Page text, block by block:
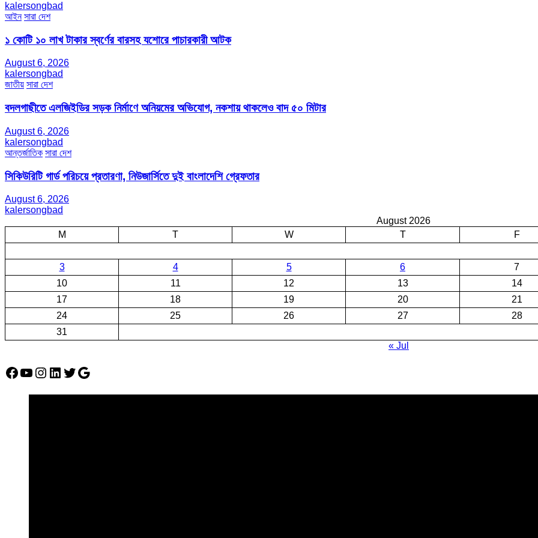
kalersongbad
আইন সারা দেশ
১ কোটি ১০ লাখ টাকার স্বর্ণের বারসহ যশোরে পাচারকারী আটক​
August 6, 2026
kalersongbad
জাতীয় সারা দেশ
বদলগাছীতে এলজিইডির সড়ক নির্মাণে অনিয়মের অভিযোগ, নকশায় থাকলেও বাদ ৫০ মিটার
August 6, 2026
kalersongbad
আন্তর্জাতিক সারা দেশ
সিকিউরিটি গার্ড পরিচয়ে প্রতারণা, নিউজার্সিতে দুই বাংলাদেশি গ্রেফতার
August 6, 2026
kalersongbad
August 2026
M
T W T F
3
4 5 6 7
10
11 12 13 14
17
18 19 20 21
24
25 26 27 28
31
« Jul
Facebook
YouTube
Instagram
LinkedIn
Twitter
Google